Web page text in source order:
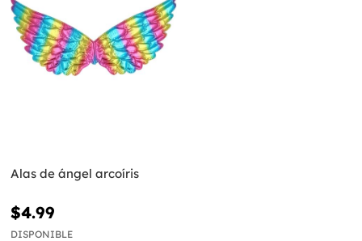
Alas de ángel arcoíris
$4.99
DISPONIBLE